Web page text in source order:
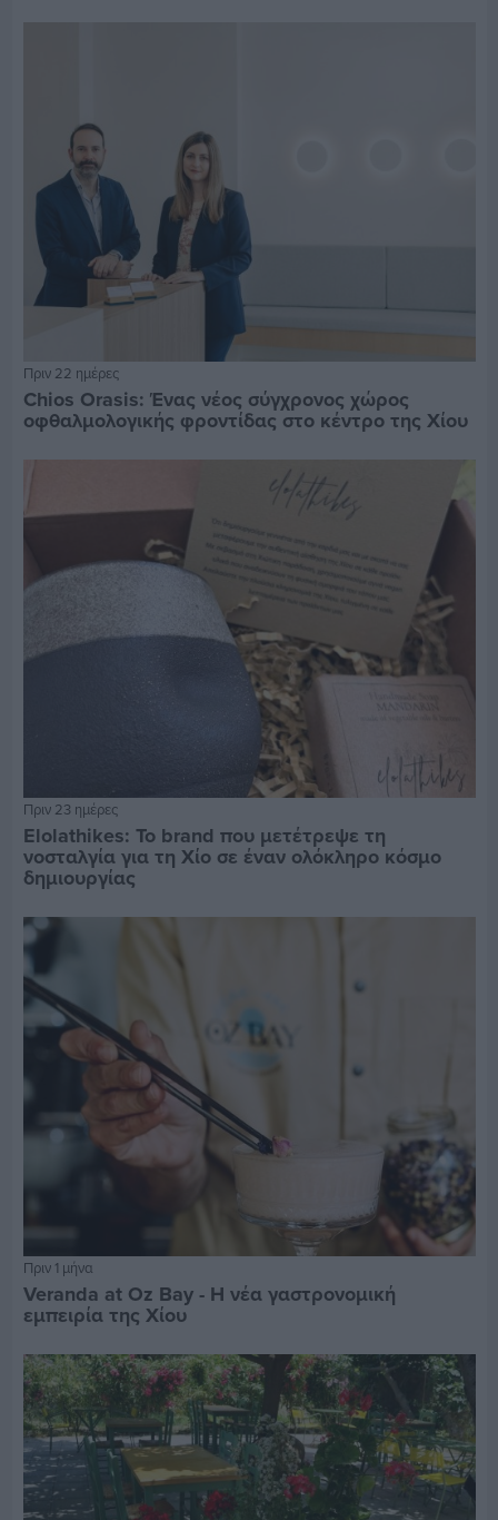
Πριν 22 ημέρες
Chios Orasis: Ένας νέος σύγχρονος χώρος
οφθαλμολογικής φροντίδας στο κέντρο της Χίου
Πριν 23 ημέρες
Elolathikes: Το brand που μετέτρεψε τη
νοσταλγία για τη Χίο σε έναν ολόκληρο κόσμο
δημιουργίας
Πριν 1 μήνα
Veranda at Oz Bay - Η νέα γαστρονομική
εμπειρία της Χίου